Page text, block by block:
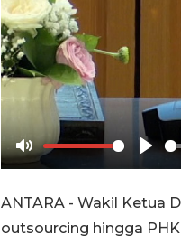
Mute Play
ANTARA - Wakil Ketua
outsourcing hingga